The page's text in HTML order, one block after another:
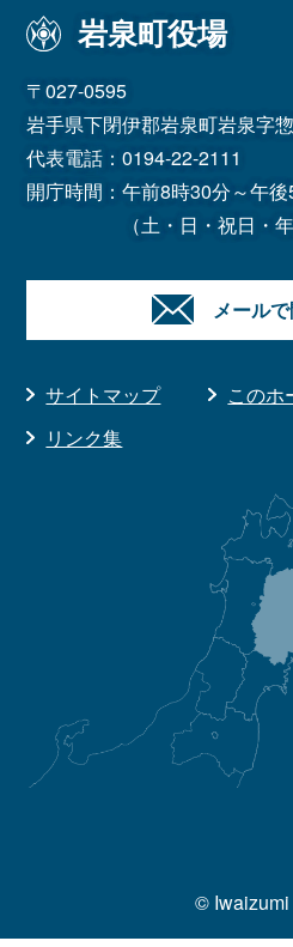
岩泉町役場
〒027-0595
岩手県下閉伊郡岩泉町岩泉字
代表電話：0194-22-2111
開庁時間：午前8時30分～午
（土・日・祝日・
メール
サイトマップ
このホ
リンク集
© Iwaizumi